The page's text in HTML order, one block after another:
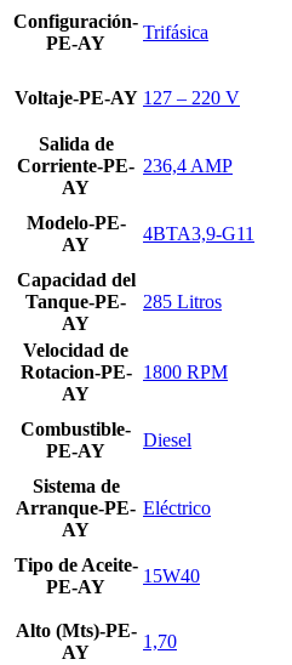
Configuración-
PE-AY
Trifásica
Voltaje-PE-AY 127 – 220 V
Salida de
Corriente-PE-
AY
236,4 AMP
Modelo-PE-
AY
4BTA3,9-G11
Capacidad del
Tanque-PE-
AY
285 Litros
Velocidad de
Rotacion-PE-
AY
1800 RPM
Combustible-
PE-AY
Diesel
Sistema de
Arranque-PE-
AY
Eléctrico
Tipo de Aceite-
PE-AY
15W40
Alto (Mts)-PE-
AY
1,70